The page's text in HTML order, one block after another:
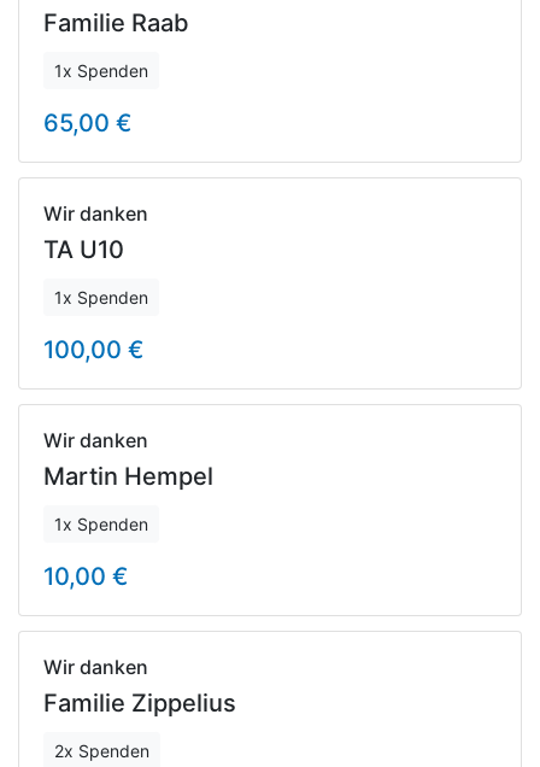
Familie Raab
1x Spenden
65,00 €
Wir danken
TA U10
1x Spenden
100,00 €
Wir danken
Martin Hempel
1x Spenden
10,00 €
Wir danken
Familie Zippelius
2x Spenden